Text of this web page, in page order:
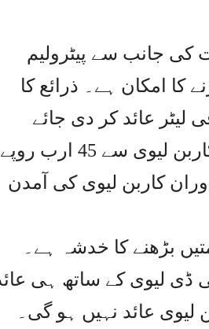
حکومت کی جانب سے پیٹرولیم
کا امکان ہے۔ ذرائع کا
سال کاربن لیوی بڑھا کر 5 روپے فی لیٹر عائد کر دی جائے
گی۔ذرائع کے مطابق آئندہ مالی سال 26-2025 میں کاربن لیوی سے 45 ارب روپے
سکیں گے جب کہ مالی سال 2027 کے دوران کاربن لیوی کی آمدن
بڑھنے کا خدشہ ہے۔
ڈی لیوی کے ساتھ ہی
لیوی عائد نہیں ہو گی۔